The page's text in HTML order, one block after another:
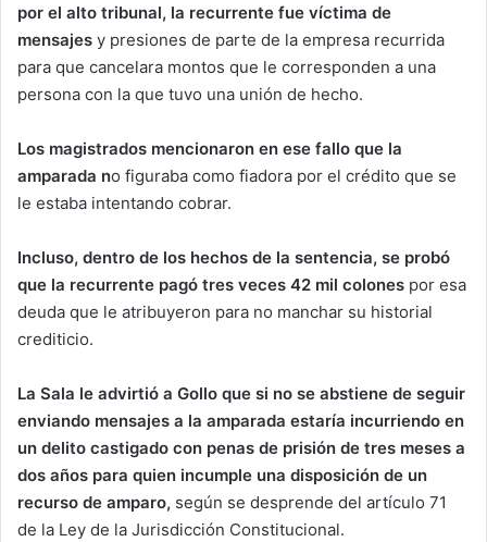
por el alto tribunal, la recurrente fue víctima de
mensajes y presiones de parte de la empresa recurrida
para que cancelara montos que le corresponden a una
persona con la que tuvo una unión de hecho.
Los magistrados mencionaron en ese fallo que la
amparada no figuraba como fiadora por el crédito que se
le estaba intentando cobrar.
Incluso, dentro de los hechos de la sentencia, se probó
que la recurrente pagó tres veces 42 mil colones por esa
deuda que le atribuyeron para no manchar su historial
crediticio.
La Sala le advirtió a Gollo que si no se abstiene de seguir
enviando mensajes a la amparada estaría incurriendo en
un delito castigado con penas de prisión de tres meses a
dos años para quien incumple una disposición de un
recurso de amparo, según se desprende del artículo 71
de la Ley de la Jurisdicción Constitucional.